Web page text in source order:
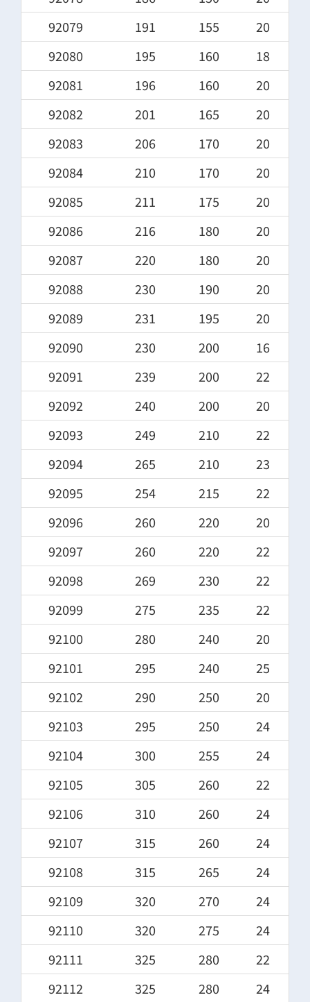
92079
191 155
20
92080
195 160
18
92081
196 160
20
92082
201 165
20
92083
206 170
20
92084
210 170
20
92085
211 175
20
92086
216 180
20
92087
220 180
20
92088
230 190
20
92089
231 195
20
92090
230 200
16
92091
239 200
22
92092
240 200
20
92093
249 210
22
92094
265 210
23
92095
254 215
22
92096
260 220
20
92097
260 220
22
92098
269 230
22
92099
275 235
22
92100
280 240
20
92101
295 240
25
92102
290 250
20
92103
295 250
24
92104
300 255
24
92105
305 260
22
92106
310 260
24
92107
315 260
24
92108
315 265
24
92109
320 270
24
92110
320 275
24
92111
325 280
22
92112
325 280 24